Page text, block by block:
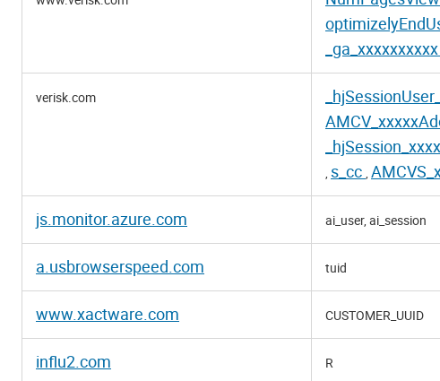
_ga_xxxxxxxxxx
verisk.com
, s_cc ,
js.monitor.azure.com ai_user, ai_session
a.usbrowserspeed.com tuid
www.xactware.com CUSTOMER_UUID
influ2.com R